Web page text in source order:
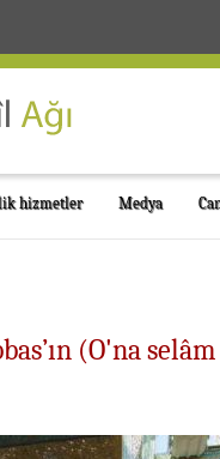
hizmetler Medya
(O'na